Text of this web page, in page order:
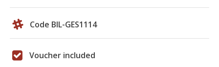
Code BIL-GES1114
Voucher included